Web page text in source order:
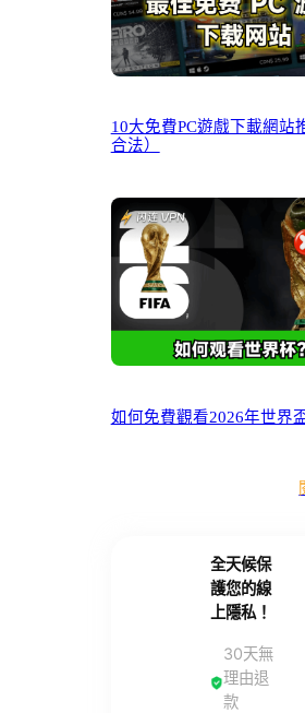
10大免費PC遊戲下載網站
合法）
如何免費觀看2026年世界
全天候保
護您的線
上隱私！
30天無
理由退
款